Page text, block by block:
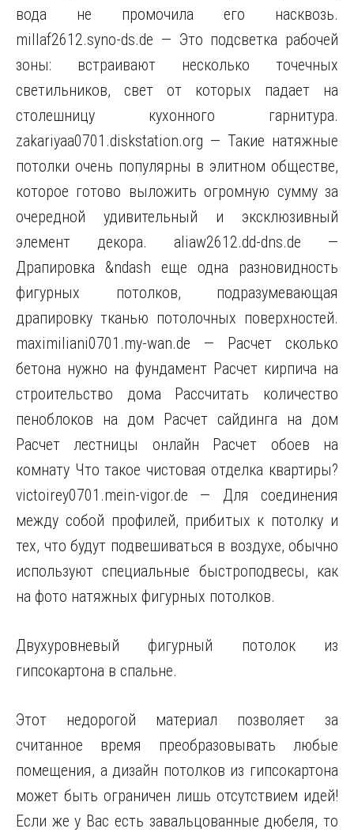
вода не промочила его насквозь.
millaf2612.syno-ds.de — Это подсветка рабочей
зоны: встраивают несколько точечных
светильников, свет от которых падает на
столешницу кухонного гарнитура.
zakariyaa0701.diskstation.org — Такие натяжные
потолки очень популярны в элитном обществе,
которое готово выложить огромную сумму за
очередной удивительный и эксклюзивный
элемент декора. aliaw2612.dd-dns.de —
Драпировка &ndash еще одна разновидность
фигурных потолков, подразумевающая
драпировку тканью потолочных поверхностей.
maximiliani0701.my-wan.de — Расчет сколько
бетона нужно на фундамент Расчет кирпича на
строительство дома Рассчитать количество
пеноблоков на дом Расчет сайдинга на дом
Расчет лестницы онлайн Расчет обоев на
комнату Что такое чистовая отделка квартиры?
victoirey0701.mein-vigor.de — Для соединения
между собой профилей, прибитых к потолку и
тех, что будут подвешиваться в воздухе, обычно
используют специальные быстроподвесы, как
на фото натяжных фигурных потолков.
Двухуровневый фигурный потолок из
гипсокартона в спальне.
Этот недорогой материал позволяет за
считанное время преобразовывать любые
помещения, а дизайн потолков из гипсокартона
может быть ограничен лишь отсутствием идей!
Если же у Вас есть завальцованные дюбеля, то